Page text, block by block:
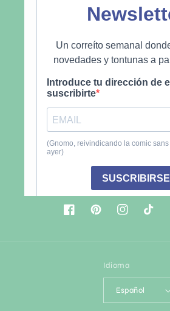
FacebookPinterestInstagramTikTok
Idioma
Español